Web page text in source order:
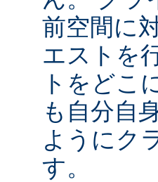
前空間に
エストを
トをどこ
も自分自
ようにク
す。